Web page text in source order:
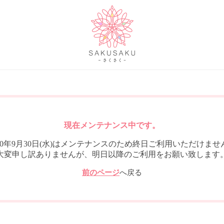
現在メンテナンス中です。
年9月30日(水)はメンテナンスのため終日ご利用いただけませ
変申し訳ありませんが、明日以降のご利用をお願い致します
前のページへ戻る